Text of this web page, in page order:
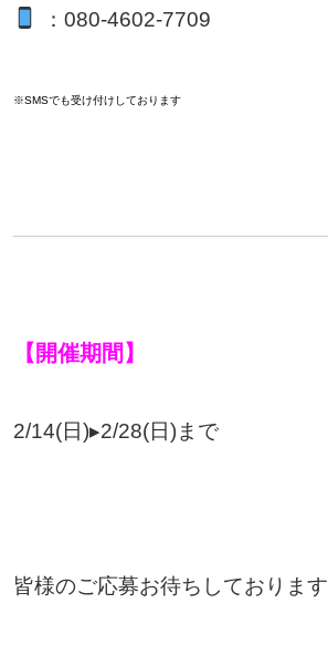
：080-4602-7709
※SMSでも受け付けしております
【開催期間】
2/14(日)▸2/28(日)まで
皆様のご応募お待ちしております